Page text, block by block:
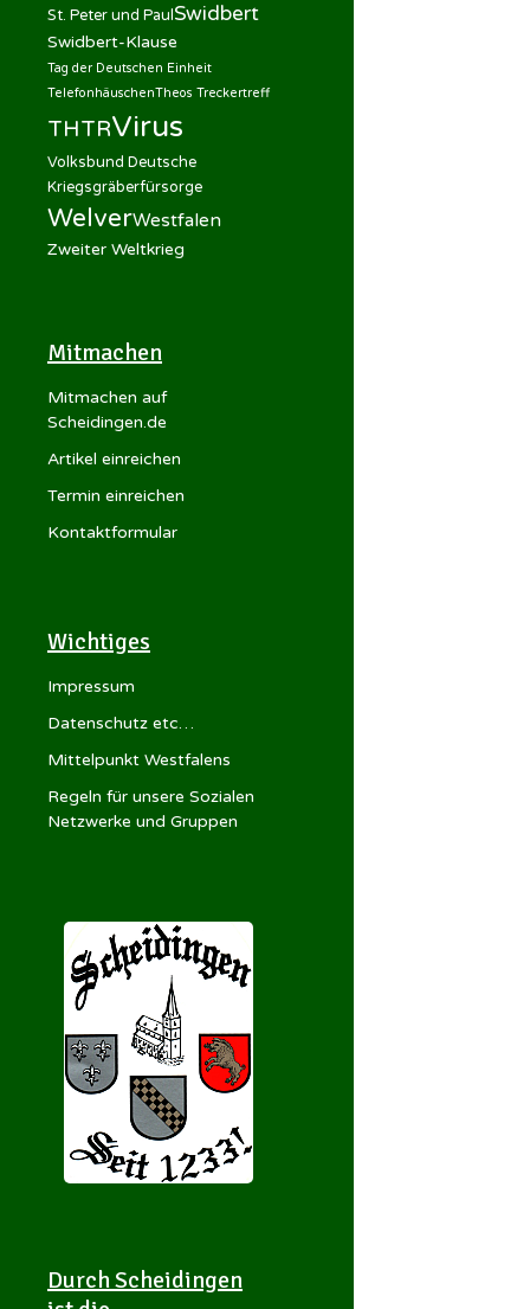
St. Peter und PaulSwidbert
Swidbert-Klause
Tag der Deutschen Einheit
TelefonhäuschenTheos Treckertreff
THTRVirus
Volksbund Deutsche
Kriegsgräberfürsorge
WelverWestfalen
Zweiter Weltkrieg
Mitmachen
Mitmachen auf
Scheidingen.de
Artikel einreichen
Termin einreichen
Kontaktformular
Wichtiges
Impressum
Datenschutz etc…
Mittelpunkt Westfalens
Regeln für unsere Sozialen
Netzwerke und Gruppen
Durch Scheidingen